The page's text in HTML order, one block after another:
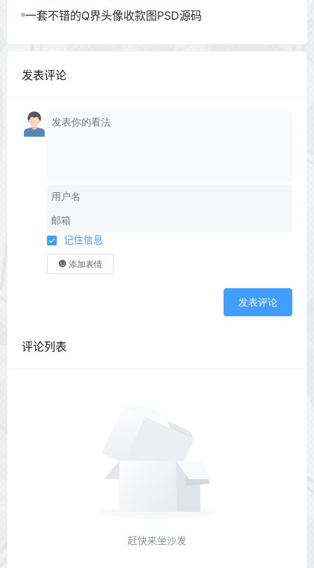
一套不错的Q界头像收款图PSD源码
发表评论
记住信息
添加表情
发表评论
评论列表
赶快来坐沙发